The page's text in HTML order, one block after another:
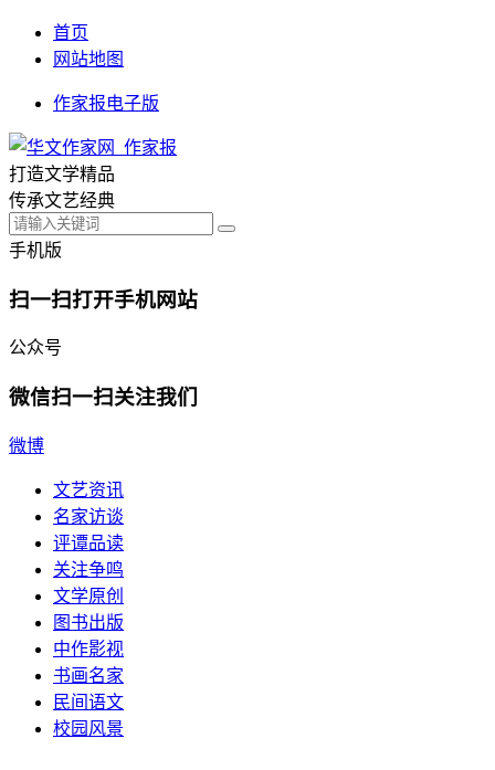
首页
网站地图
作家报电子版
打造文学精品
传承文艺经典
手机版
扫一扫打开手机网站
公众号
微信扫一扫关注我们
微博
文艺资讯
名家访谈
评谭品读
关注争鸣
文学原创
图书出版
中作影视
书画名家
民间语文
校园风景